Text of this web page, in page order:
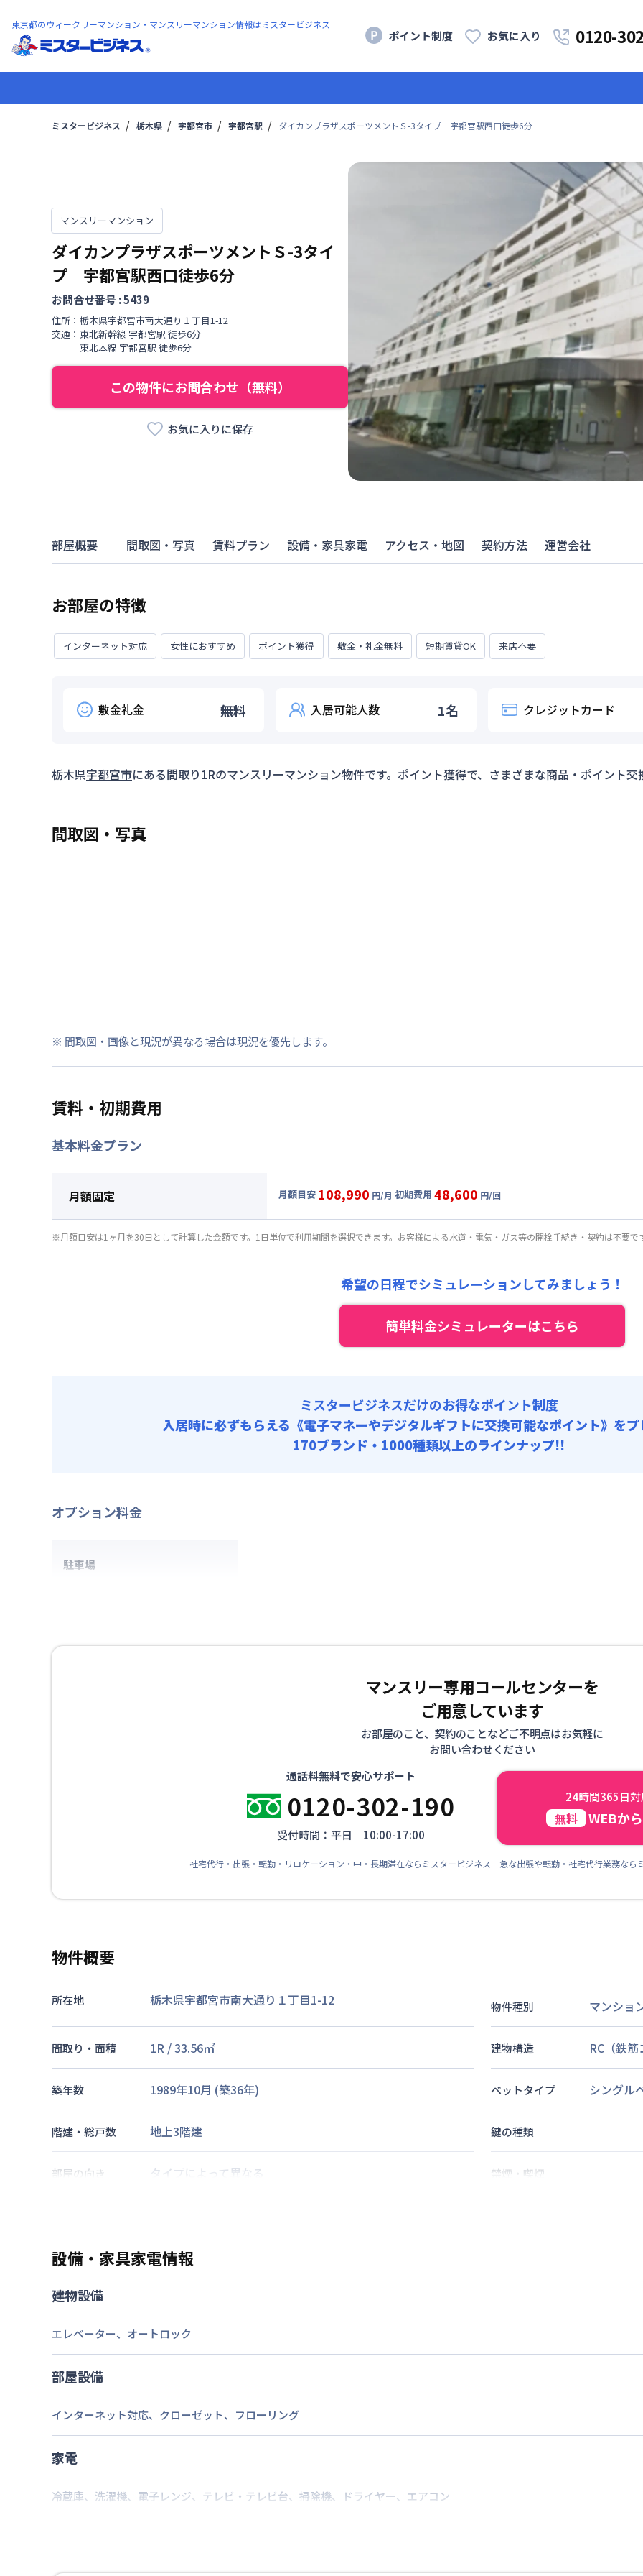
東京都のウィークリーマンション・マンスリーマンション情報はミスタービジネス
ポイント制度 お気に入り 0120-
ミスタービジネス 栃木県 宇都宮市 宇都宮駅 ダイカンプラザスポーツメントＳ-3タイプ 宇都宮駅西口徒歩6分
マンスリーマンション
ダイカンプラザスポーツメントＳ-3タイ
プ 宇都宮駅西口徒歩6分
お問合せ番号 :5439
住所： 栃木県宇都宮市南大通り １丁目1-12
交通： 東北新幹線 宇都宮駅 徒歩6分
東北本線 宇都宮駅 徒歩6分
この物件にお問合わせ（無料）
お気に入りに保存
部屋概要 間取図・写真 賃料プラン 設備・家具家電 アクセス・地図 契約方法 運営会社
お部屋の特徴
インターネット対応 女性におすすめ ポイント獲得 敷金・礼金無料 短期賃貸OK 来店不要
敷金礼金 無料 入居可能人数 1名 クレジットカード
栃木県宇都宮市にある間取り1Rのマンスリーマンション物件です。ポイント獲得で、さまざまな商品・ポイント
間取図・写真
※ 間取図・画像と現況が異なる場合は現況を優先します。
賃料・初期費用
基本料金プラン
月額固定 月額目安 108,990 円/月 初期費用 48,600 円/回
月額賃料目安(30日利用)
30,000円/回
除菌消臭代 : 16,000円/回 (税抜)
入居者携行品補償 : 909円/回 (税抜)
※月額目安は1ヶ月を30日として計算した金額です。1日単位で利用期間を選択できます。お客様による水道・電気・ガス等の開栓手続き・契約は不要で
希望の日程でシミュレーションしてみましょう！
簡単料金シミュレーターはこちら
ミスタービジネスだけのお得なポイント制度
入居時に必ずもらえる 《電子マネーやデジタルギフトに交換可能なポイント》を
170ブランド・1000種類以上のラインナップ!!
オプション料金
駐車場
マンスリー専用コールセンターを
ご用意しています
お部屋のこと、契約のことなどご不明点はお気軽に
お問い合わせください
通話料無料で安心サポート
0120-302-190
受付時間：平日 10:00-17:00
24時間365日
無料 WEBか
社宅代行・出張・転勤・リロケーション・中・長期滞在ならミスタービジネス 急な出張や転勤・社宅代行業務なら
物件概要
所在地 栃木県宇都宮市南大通り１丁目1-12 物件種別 マンショ
間取り・面積 1R /33.56㎡ 建物構造 RC（鉄
築年数 1989年10月 (築36年) ベットタイプ シングル
階建・総戸数 地上3階建 鍵の種類
部屋の向き タイプによって異なる 禁煙・喫煙
設備・家具家電情報
建物設備
エレベーター、 オートロック
部屋設備
インターネット対応、 クローゼット、 フローリング
家電
冷蔵庫、 洗濯機、 電子レンジ、 テレビ・テレビ台、 掃除機、 ドライヤー、 エアコン